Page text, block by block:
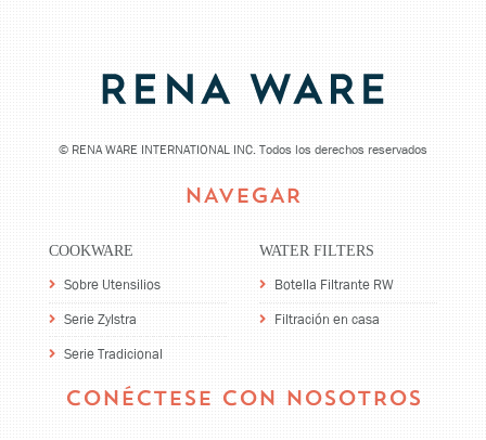
© RENA WARE INTERNATIONAL INC. Todos los derechos reservados
NAVEGAR
COOKWARE
Sobre Utensilios
Serie Zylstra
Serie Tradicional
WATER FILTERS
Botella Filtrante RW
Filtración en casa
CONÉCTESE CON NOSOTROS